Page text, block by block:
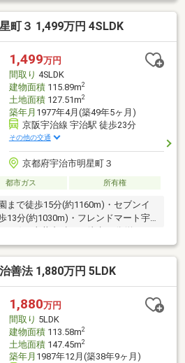
町３ 1,499万円 4SLDK
1,499万円
間取り 4SLDK
建物面積115.89m2
土地面積127.51m2
築年月 1977年4月(築49年5ヶ月)
京阪宇治線 宇治駅 徒歩23分
その他の交通
京都府宇治市明星町３
都市ガス 所有権
まで徒歩15分(約1160m)・セブンイ
13分(約1030m)・フレンドマート宇
・土井内科まで徒歩17分(約
まで徒歩17分(約1360m)・ウエルシ
(約1560m)・ハッピー六原 三室戸
面道路は約5.5m。交通量もそれほ
す☆
善法 1,880万円 5LDK
1,880万円
間取り 5LDK
建物面積113.58m2
土地面積147.45m2
築年月 1987年12月(築38年9ヶ月)